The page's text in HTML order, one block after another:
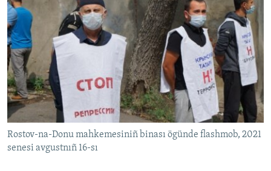
Rostov-na-Donu mahkemesiniñ binası ögünde flashmob, 2021
senesi avgustnıñ 16-sı